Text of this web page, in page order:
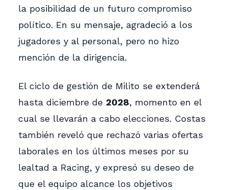
la posibilidad de un futuro compromiso
político. En su mensaje, agradeció a los
jugadores y al personal, pero no hizo
mención de la dirigencia.
El ciclo de gestión de Milito se extenderá
hasta diciembre de 2028, momento en el
cual se llevarán a cabo elecciones. Costas
también reveló que rechazó varias ofertas
laborales en los últimos meses por su
lealtad a Racing, y expresó su deseo de
que el equipo alcance los objetivos